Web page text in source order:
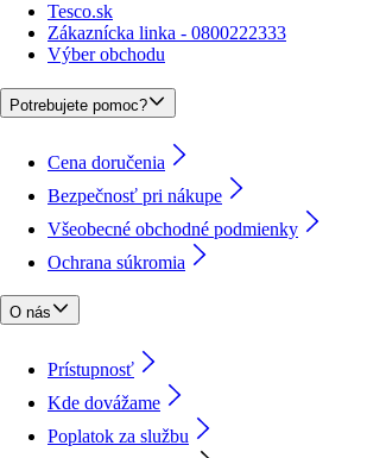
Tesco.sk
Zákaznícka linka - 0800222333
Výber obchodu
Potrebujete pomoc?
Cena doručenia
Bezpečnosť pri nákupe
Všeobecné obchodné podmienky
Ochrana súkromia
O nás
Prístupnosť
Kde dovážame
Poplatok za službu